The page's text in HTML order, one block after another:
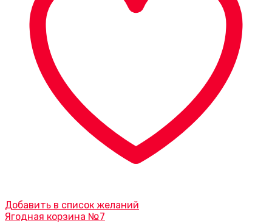
Добавить в список желаний
Ягодная корзина №7